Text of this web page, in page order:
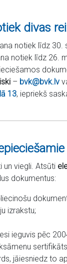
divas
notiek līdz 30.
notiek līdz 26.
– bvk@bvk.lv
13, iepriekš
un viegli. Atsūti
dokumentus:
izrakstu;
ieguvis pēc
jāiesniedz to